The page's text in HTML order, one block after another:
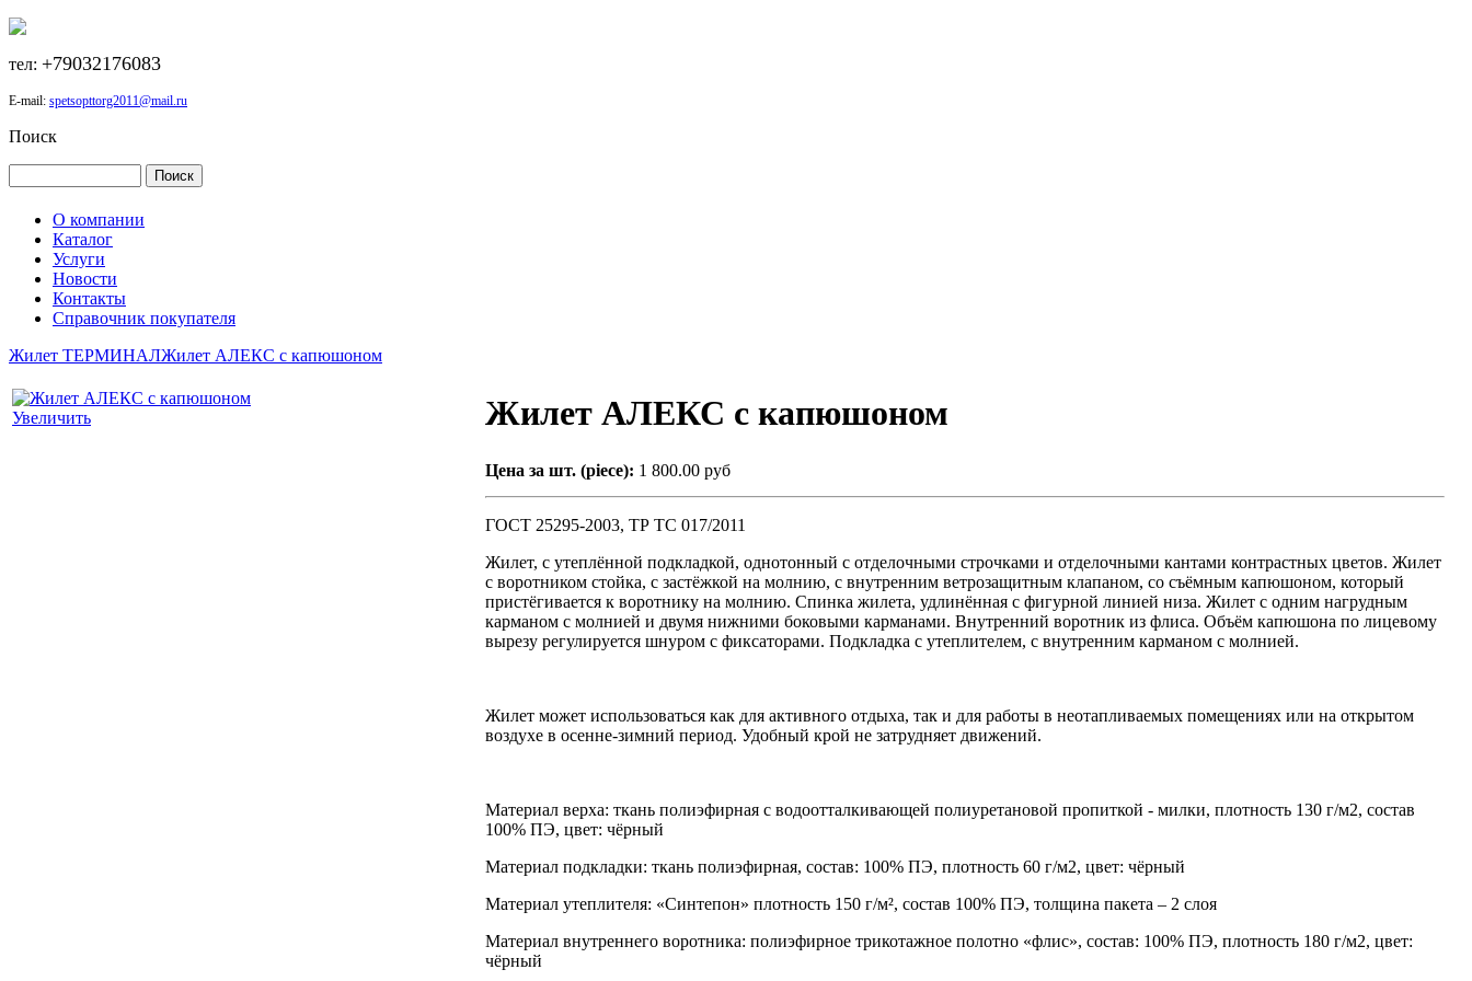
тел: +79032176083
E-mail: spetsopttorg2011@mail.ru
Поиск
О компании
Каталог
Услуги
Новости
Контакты
Справочник покупателя
Жилет ТЕРМИНАЛЖилет АЛЕКС с капюшоном
Увеличить Жилет АЛЕКС с капюшоном
Цена за шт. (piece): 1 800.00 руб
ГОСТ 25295-2003, ТР ТС 017/2011
Жилет, с утеплённой подкладкой, однотонный с отделочными строчками и отделочными кантами контрастных цветов. Жилет
с воротником стойка, с застёжкой на молнию, с внутренним ветрозащитным клапаном, со съёмным капюшоном, который
пристёгивается к воротнику на молнию. Спинка жилета, удлинённая с фигурной линией низа. Жилет с одним нагрудным
карманом с молнией и двумя нижними боковыми карманами. Внутренний воротник из флиса. Объём капюшона по лицевому
вырезу регулируется шнуром с фиксаторами. Подкладка с утеплителем, с внутренним карманом с молнией.
Жилет может использоваться как для активного отдыха, так и для работы в неотапливаемых помещениях или на открытом
воздухе в осенне-зимний период. Удобный крой не затрудняет движений.
Материал верха: ткань полиэфирная с водоотталкивающей полиуретановой пропиткой - милки, плотность 130 г/м2, состав
100% ПЭ, цвет: чёрный
Материал подкладки: ткань полиэфирная, состав: 100% ПЭ, плотность 60 г/м2, цвет: чёрный
Материал утеплителя: «Синтепон» плотность 150 г/м², состав 100% ПЭ, толщина пакета – 2 слоя
Материал внутреннего воротника: полиэфирное трикотажное полотно «флис», состав: 100% ПЭ, плотность 180 г/м2, цвет:
чёрный